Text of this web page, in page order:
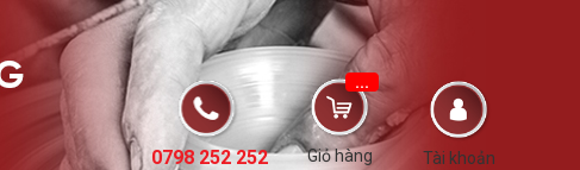
Tài khoản
Giỏ hàng
...
0798 252 252